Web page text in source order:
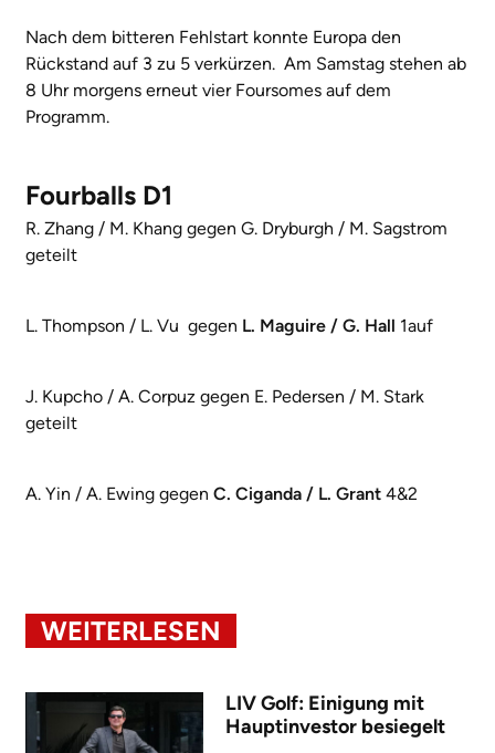
Nach dem bitteren Fehlstart konnte Europa den
Rückstand auf 3 zu 5 verkürzen. Am Samstag stehen ab
8 Uhr morgens erneut vier Foursomes auf dem
Programm.
Fourballs D1
R. Zhang / M. Khang gegen G. Dryburgh / M. Sagstrom
geteilt
L. Thompson / L. Vu gegen L. Maguire / G. Hall 1auf
J. Kupcho / A. Corpuz gegen E. Pedersen / M. Stark
geteilt
A. Yin / A. Ewing gegen C. Ciganda / L. Grant 4&2
WEITERLESEN
LIV Golf: Einigung mit
Hauptinvestor besiegelt